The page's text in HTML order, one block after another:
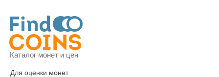
Каталог монет и цен
Для оценки монет